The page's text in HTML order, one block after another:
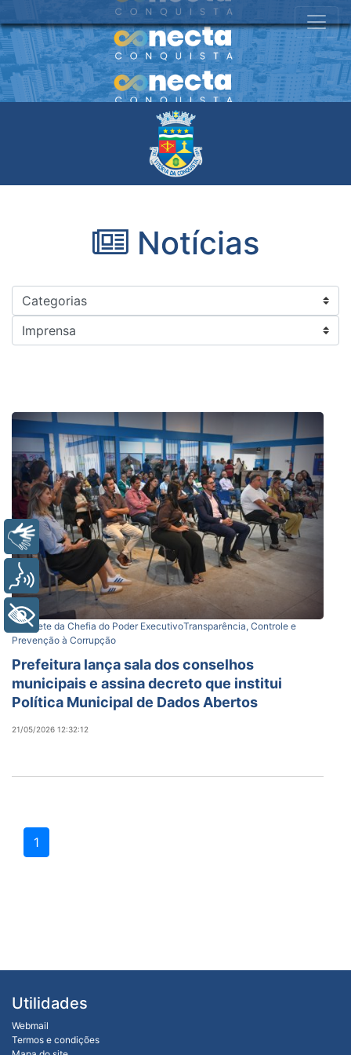
Notícias
Gabinete da Chefia do Poder ExecutivoTransparência, Controle e
Prevenção à Corrupção
Prefeitura lança sala dos conselhos
municipais e assina decreto que institui
Política Municipal de Dados Abertos
21/05/2026 12:32:12
1
Utilidades
Webmail
Termos e condições
Libras
Voz
+ Acessibilidade